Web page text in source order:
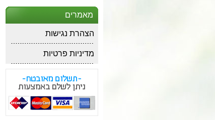
מאמרים
הצהרת נגישות
מדיניות פרטיות